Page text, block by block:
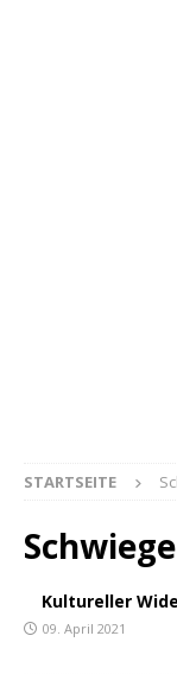
STARTSEITE
Kultureller
09. April 2021